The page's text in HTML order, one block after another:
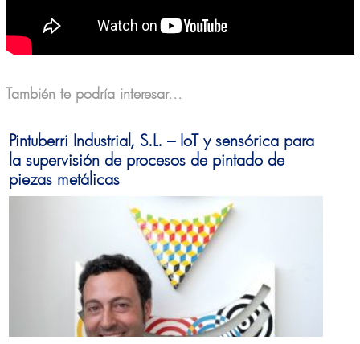
También te podría interesar...
Pintuberri Industrial, S.L. – IoT y sensórica para
la supervisión de procesos de pintado de
piezas metálicas